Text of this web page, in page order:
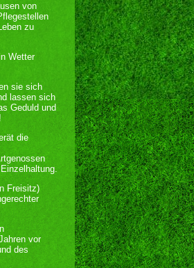
von
zu
Wetter
sie sich
lassen sich
Geduld und
die
Freisitz)
vor
des